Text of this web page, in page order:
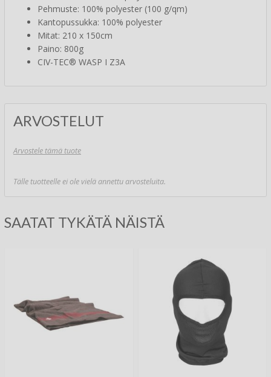
Pehmuste: 100% polyester (100 g/qm)
Kantopussukka: 100% polyester
Mitat: 210 x 150cm
Paino: 800g
CIV-TEC® WASP I Z3A
ARVOSTELUT
Arvostele tämä tuote
Tälle tuotteelle ei ole vielä annettu arvosteluita.
SAATAT TYKÄTÄ NÄISTÄ